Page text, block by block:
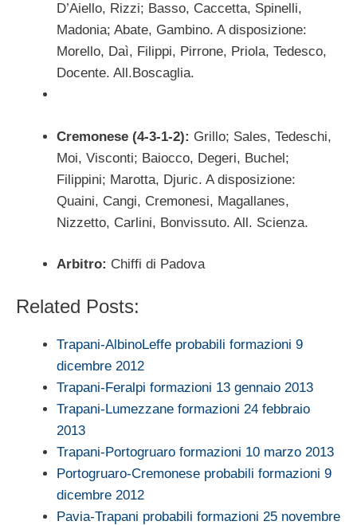
D’Aiello, Rizzi; Basso, Caccetta, Spinelli,
Madonia; Abate, Gambino. A disposizione:
Morello, Daì, Filippi, Pirrone, Priola, Tedesco,
Docente. All.Boscaglia.
Cremonese (4-3-1-2): Grillo; Sales, Tedeschi,
Moi, Visconti; Baiocco, Degeri, Buchel;
Filippini; Marotta, Djuric. A disposizione:
Quaini, Cangi, Cremonesi, Magallanes,
Nizzetto, Carlini, Bonvissuto. All. Scienza.
Arbitro: Chiffi di Padova
Related Posts:
Trapani-AlbinoLeffe probabili formazioni 9
dicembre 2012
Trapani-Feralpi formazioni 13 gennaio 2013
Trapani-Lumezzane formazioni 24 febbraio
2013
Trapani-Portogruaro formazioni 10 marzo 2013
Portogruaro-Cremonese probabili formazioni 9
dicembre 2012
Pavia-Trapani probabili formazioni 25 novembre